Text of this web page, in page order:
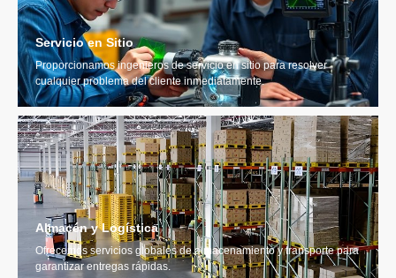
Servicio en Sitio
Proporcionamos ingenieros de servicio en sitio para resolver
cualquier problema del cliente inmediatamente.
Almacén y Logística
Ofrecemos servicios globales de almacenamiento y transporte para
garantizar entregas rápidas.